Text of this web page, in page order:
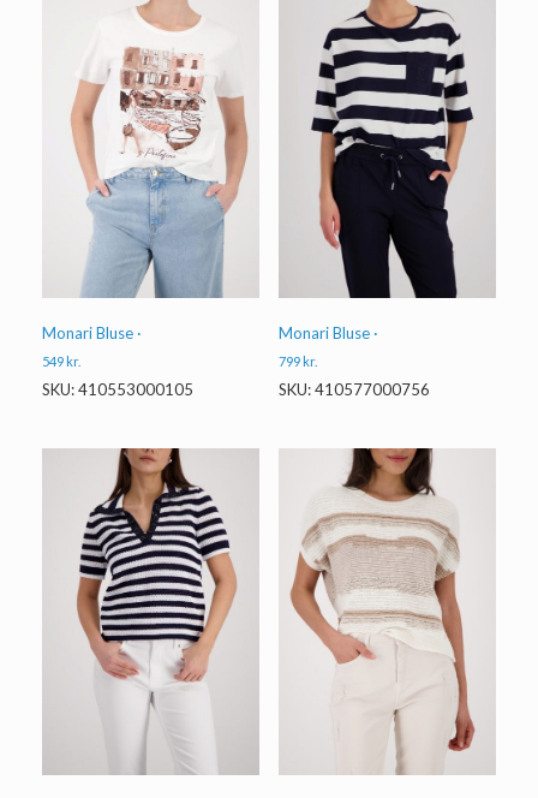
Monari Bluse ·
549 kr.
SKU: 410553000105
Monari Bluse ·
799 kr.
SKU: 410577000756